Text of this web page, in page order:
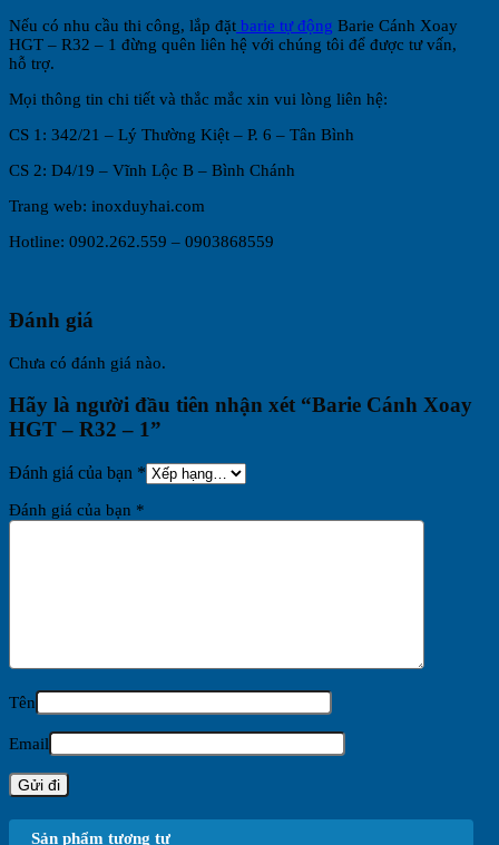
Nếu có nhu cầu thi công, lắp đặt barie tự động Barie Cánh Xoay
HGT – R32 – 1 đừng quên liên hệ với chúng tôi để được tư vấn,
hỗ trợ.
Mọi thông tin chi tiết và thắc mắc xin vui lòng liên hệ:
CS 1: 342/21 – Lý Thường Kiệt – P. 6 – Tân Bình
CS 2: D4/19 – Vĩnh Lộc B – Bình Chánh
Trang web: inoxduyhai.com
Hotline: 0902.262.559 – 0903868559
Đánh giá
Chưa có đánh giá nào.
Hãy là người đầu tiên nhận xét “Barie Cánh Xoay
HGT – R32 – 1”
Đánh giá của bạn *
Đánh giá của bạn *
Tên
Email
Sản phẩm tương tự